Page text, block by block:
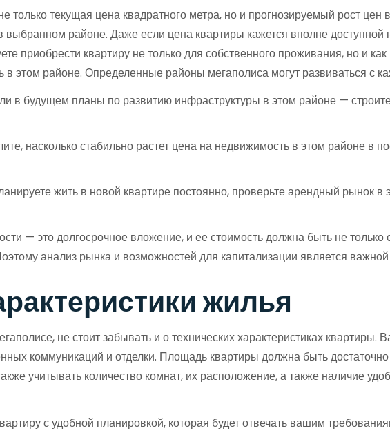
только текущая цена квадратного метра, но и прогнозируемый рост
районе. Даже если цена квартиры кажется вполне доступной
приобрести квартиру не только для собственного проживания, но и
этом районе. Определенные районы мегаполиса могут развиваться с
в будущем планы по развитию инфраструктуры в этом районе —
насколько стабильно растет цена на недвижимость в этом районе в
жить в новой квартире постоянно, проверьте арендный рынок в
— это долгосрочное вложение, и ее стоимость должна быть не
анализ рынка и возможностей для капитализации является
жилья
не стоит забывать и о технических характеристиках
коммуникаций и отделки. Площадь квартиры должна быть
учитывать количество комнат, их расположение, а также наличие
с удобной планировкой, которая будет отвечать вашим